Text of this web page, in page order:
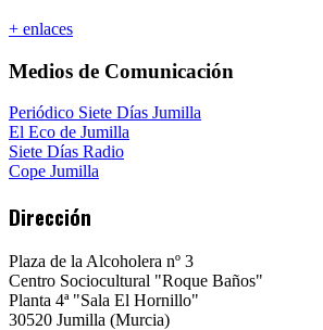
+ enlaces
Medios de Comunicación
Periódico Siete Días Jumilla
El Eco de Jumilla
Siete Días Radio
Cope Jumilla
Dirección
Plaza de la Alcoholera nº 3
Centro Sociocultural "Roque Baños"
Planta 4ª "Sala El Hornillo"
30520 Jumilla (Murcia)